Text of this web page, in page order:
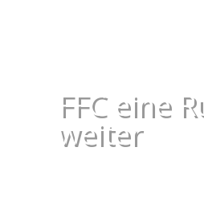
FFC eine
weiter